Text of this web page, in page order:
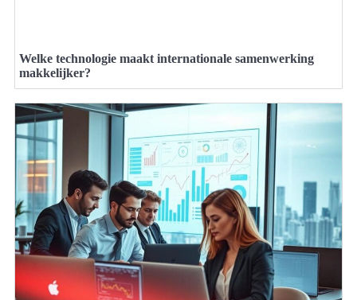
Welke technologie maakt internationale samenwerking
makkelijker?